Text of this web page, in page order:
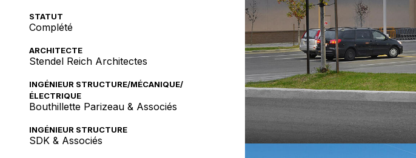
STATUT
Complété
ARCHITECTE
Stendel Reich Architectes
INGÉNIEUR STRUCTURE/MÉCANIQUE/
ÉLECTRIQUE
Bouthillette Parizeau & Associés
INGÉNIEUR STRUCTURE
SDK & Associés